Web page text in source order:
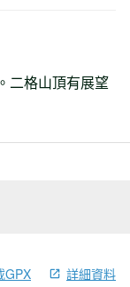
二格山頂有展望
GPX 詳細資料